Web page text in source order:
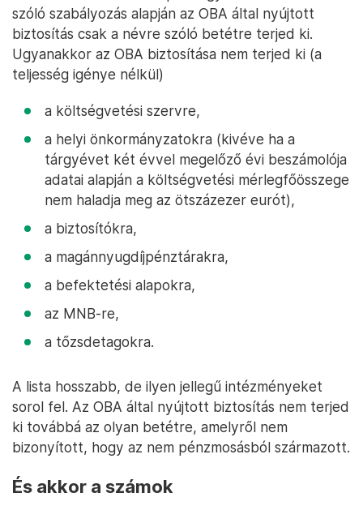
szóló szabályozás alapján az OBA által nyújtott
biztosítás csak a névre szóló betétre terjed ki.
Ugyanakkor az OBA biztosítása nem terjed ki (a
teljesség igénye nélkül)
a költségvetési szervre,
a helyi önkormányzatokra (kivéve ha a
tárgyévet két évvel megelőző évi beszámolója
adatai alapján a költségvetési mérlegfőösszege
nem haladja meg az ötszázezer eurót),
a biztosítókra,
a magánnyugdíjpénztárakra,
a befektetési alapokra,
az MNB-re,
a tőzsdetagokra.
A lista hosszabb, de ilyen jellegű intézményeket
sorol fel. Az OBA által nyújtott biztosítás nem terjed
ki továbbá az olyan betétre, amelyről nem
bizonyított, hogy az nem pénzmosásból származott.
És akkor a számok